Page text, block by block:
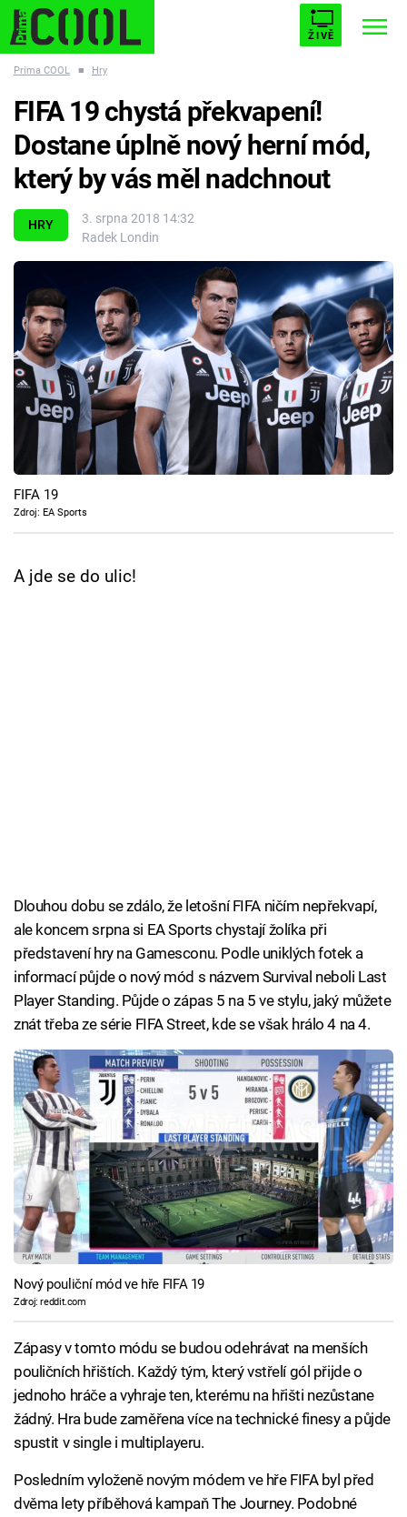
ŽIVĚ
ESCAPE PLNEJ KOTEL AVENGERS 5
Témata
Filmy
Seriály
Hry
Cool Esport
Pořady
TV Program
Prima COOL ■ Hry
HRY
3. srpna 2018 14:32
Radek Londin
FIFA 19 chystá překvapení!
Dostane úplně nový herní mód,
který by vás měl nadchnout
FIFA 19
Zdroj: EA Sports
A jde se do ulic!
Dlouhou dobu se zdálo, že letošní FIFA ničím nepřekvapí,
ale koncem srpna si EA Sports chystají žolíka při
představení hry na Gamesconu. Podle uniklých fotek a
informací půjde o nový mód s názvem Survival neboli Last
Player Standing. Půjde o zápas 5 na 5 ve stylu, jaký můžete
znát třeba ze série FIFA Street, kde se však hrálo 4 na 4.
Nový pouliční mód ve hře FIFA 19
Zdroj: reddit.com
Zápasy v tomto módu se budou odehrávat na menších
pouličních hřištích. Každý tým, který vstřelí gól přijde o
jednoho hráče a vyhraje ten, kterému na hřišti nezůstane
žádný. Hra bude zaměřena více na technické finesy a půjde
spustit v single i multiplayeru.
Posledním vyloženě novým módem ve hře FIFA byl před
dvěma lety příběhová kampaň The Journey. Podobné